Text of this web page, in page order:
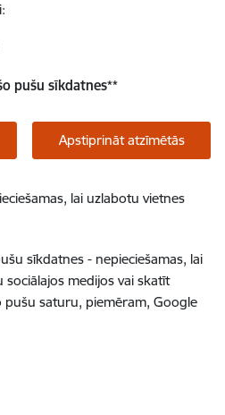
pušu sīkdatnes**
Apstiprināt atzīmētās
lai uzlabotu vietnes
sīkdatnes - nepieciešamas, lai
medijos vai skatīt
pušu saturu, piemēram, Google